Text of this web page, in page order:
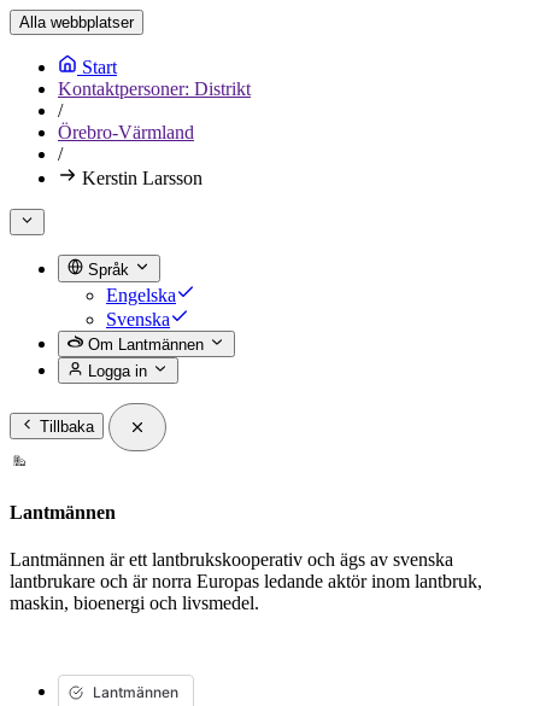
Alla webbplatser
Start
Kontaktpersoner: Distrikt
/
Örebro-Värmland
/
Kerstin Larsson
Språk
Engelska
Svenska
Om Lantmännen
Logga in
Tillbaka
Lantmännen
Lantmännen är ett lantbrukskooperativ och ägs av svenska
lantbrukare och är norra Europas ledande aktör inom lantbruk,
maskin, bioenergi och livsmedel.
Lantmännen